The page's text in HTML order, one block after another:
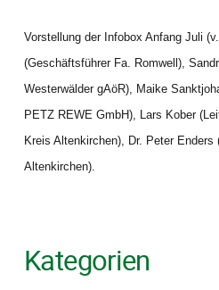
Vorstellung der Infobox Anfang Juli
(Geschäftsführer Fa. Romwell),
Westerwälder gAöR), Maike
PETZ REWE GmbH), Lars Kober
Kreis Altenkirchen), Dr. Peter Enders
Altenkirchen).
Kategorien